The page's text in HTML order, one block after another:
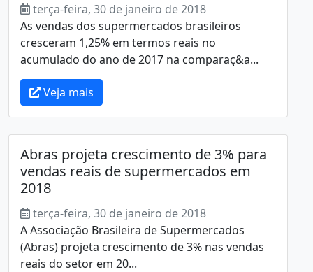
terça-feira, 30 de janeiro de 2018
As vendas dos supermercados brasileiros
cresceram 1,25% em termos reais no
acumulado do ano de 2017 na comparaç&a...
Veja mais
Abras projeta crescimento de 3% para
vendas reais de supermercados em
2018
terça-feira, 30 de janeiro de 2018
A Associação Brasileira de Supermercados
(Abras) projeta crescimento de 3% nas vendas
reais do setor em 20...